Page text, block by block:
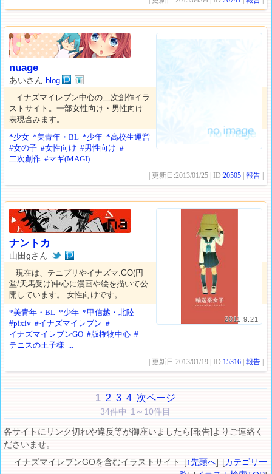
nuage
あいさんblog
イナズマイレブン中心の二次創作イラ
ストサイト。一部女性向け・男性向け
表現含みます。
*少女 *美青年・BL *少年 *高校生運営
#女の子 #女性向け #男性向け #
二次創作 #マギ(MAGI) ...
| 更新日:2013/01/25 | ID:20505 |報告
2011.9.21
ナントカ
山田gさん
現在は、テニプリやイナズマ.GO(円
堂/天馬受け)中心に漫画や絵を描いて公
開しています。 女性向けです。
*美青年・BL *少年 *甲信越・北陸
#pixiv #イナズマイレブン #
イナズマイレブンGO #版権物中心 #
テニスの王子様 ...
| 更新日:2013/01/19 | ID:15316 |報告
1 2 3 4 次ページ
34件中 1～10件目
各サイトにリンク切れや違反等が御座いましたら[報告]よりご連絡く
ださいませ。
イナズマイレブンGOを含むイラストサイト [↑先頭へ] [カテゴリ一